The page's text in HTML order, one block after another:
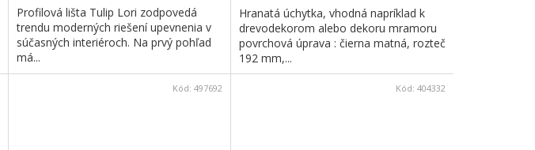
Profilová lišta Tulip Lori zodpovedá
trendu moderných riešení upevnenia v
súčasných interiéroch. Na prvý pohľad
má...
Hranatá úchytka, vhodná napríklad k
drevodekorom alebo dekoru mramoru
povrchová úprava : čierna matná, rozteč
192 mm,...
Kód: 497692 Kód: 404332